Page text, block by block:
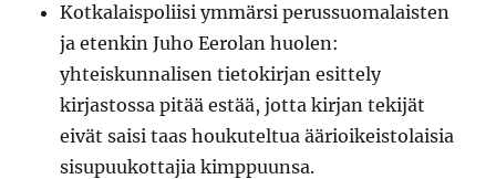
Kotkalaispoliisi ymmärsi perussuomalaisten
ja etenkin Juho Eerolan huolen:
yhteiskunnalisen tietokirjan esittely
kirjastossa pitää estää, jotta kirjan tekijät
eivät saisi taas houkuteltua äärioikeistolaisia
sisupuukottajia kimppuunsa.